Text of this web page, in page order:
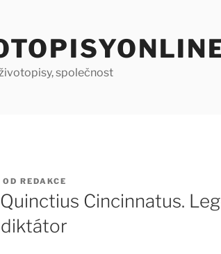
společnost
OD REDAKCE
Cincinnatus.